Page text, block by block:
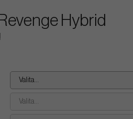
Hybrid
Valita...
Valita...